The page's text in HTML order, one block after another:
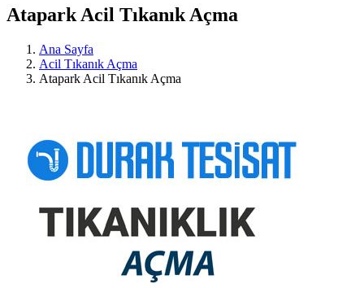
Atapark Acil Tıkanık Açma
Ana Sayfa
Acil Tıkanık Açma
Atapark Acil Tıkanık Açma